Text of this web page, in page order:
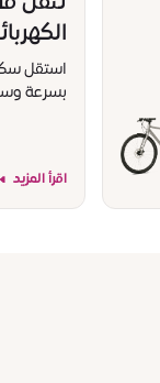
استقل
بسرعة
اقرأ المزيد